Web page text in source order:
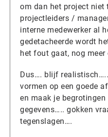
om dan het project niet
projectleiders /
interne medewerker al
gedetacheerde wordt
het fout gaat, nog meer
Dus…. blijf
vormen op een goede
en maak je
gegevens….. gokken
tegenslagen….